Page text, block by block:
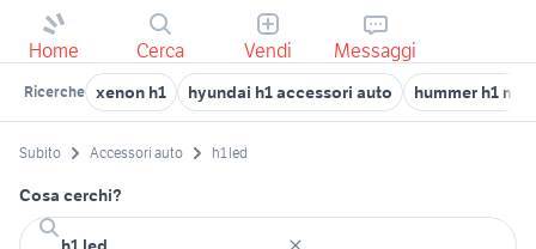
Home Cerca Vendi Messaggi
Ricerche xenon h1 hyundai h1 accessori auto hummer h1
Subito Accessori auto h1 led
Cosa cerchi?